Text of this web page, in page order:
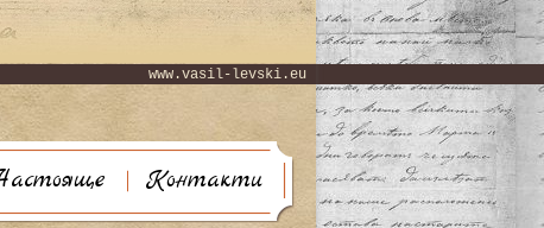
www.vasil-levski.eu
Контакти